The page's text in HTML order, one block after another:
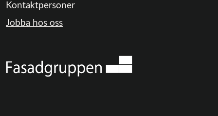
Kontaktpersoner
Jobba hos oss